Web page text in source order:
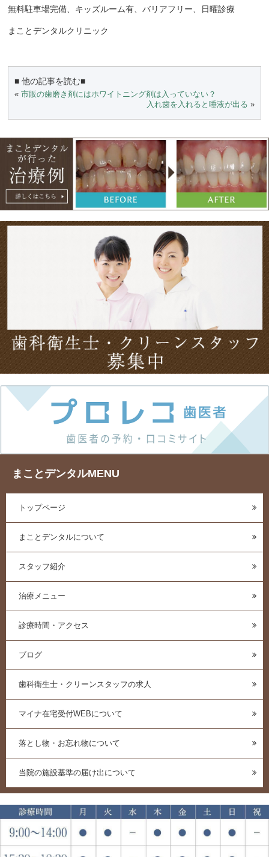
無料駐車場完備、キッズルーム有、バリアフリー、日曜診療
まことデンタルクリニック
■ 他の記事を読む■
«市販の歯磨き剤にはホワイトニング剤は入っていない？
入れ歯を入れると唾液が出る »
まことデンタルMENU
トップページ
まことデンタルについて
スタッフ紹介
治療メニュー
診療時間・アクセス
ブログ
歯科衛生士・クリーンスタッフの求人
マイナ在宅受付WEBについて
落とし物・お忘れ物について
当院の施設基準の届け出について